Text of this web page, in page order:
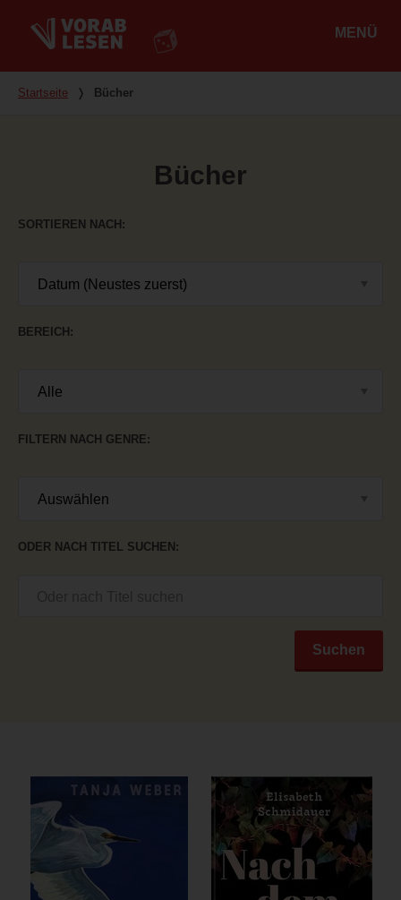
MENÜ
Du bist hier
Startseite ❭ Bücher
Bücher
SORTIEREN NACH
BEREICH
FILTERN NACH GENRE
ODER NACH TITEL SUCHEN
Suchen